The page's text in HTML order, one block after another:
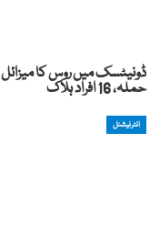
ڈونیٹسک میں روس کا میزائل
حملہ، 16 افراد ہلاک
انٹرنیشنل